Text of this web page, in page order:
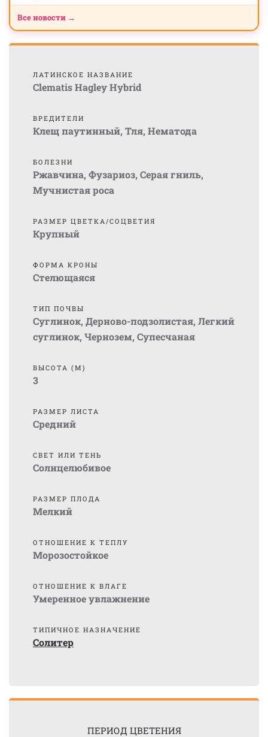
Все новости →
ЛАТИНСКОЕ НАЗВАНИЕ
Clematis Hagley Hybrid
ВРЕДИТЕЛИ
Клещ паутинный, Тля, Нематода
БОЛЕЗНИ
Ржавчина, Фузариоз, Серая гниль,
Мучнистая роса
РАЗМЕР ЦВЕТКА/СОЦВЕТИЯ
Крупный
ФОРМА КРОНЫ
Стелющаяся
ТИП ПОЧВЫ
Суглинок, Дерново-подзолистая, Легкий
суглинок, Чернозем, Супесчаная
ВЫСОТА (М)
3
РАЗМЕР ЛИСТА
Средний
СВЕТ ИЛИ ТЕНЬ
Солнцелюбивое
РАЗМЕР ПЛОДА
Мелкий
ОТНОШЕНИЕ К ТЕПЛУ
Морозостойкое
ОТНОШЕНИЕ К ВЛАГЕ
Умеренное увлажнение
ТИПИЧНОЕ НАЗНАЧЕНИЕ
Солитер
ПЕРИОД ЦВЕТЕНИЯ